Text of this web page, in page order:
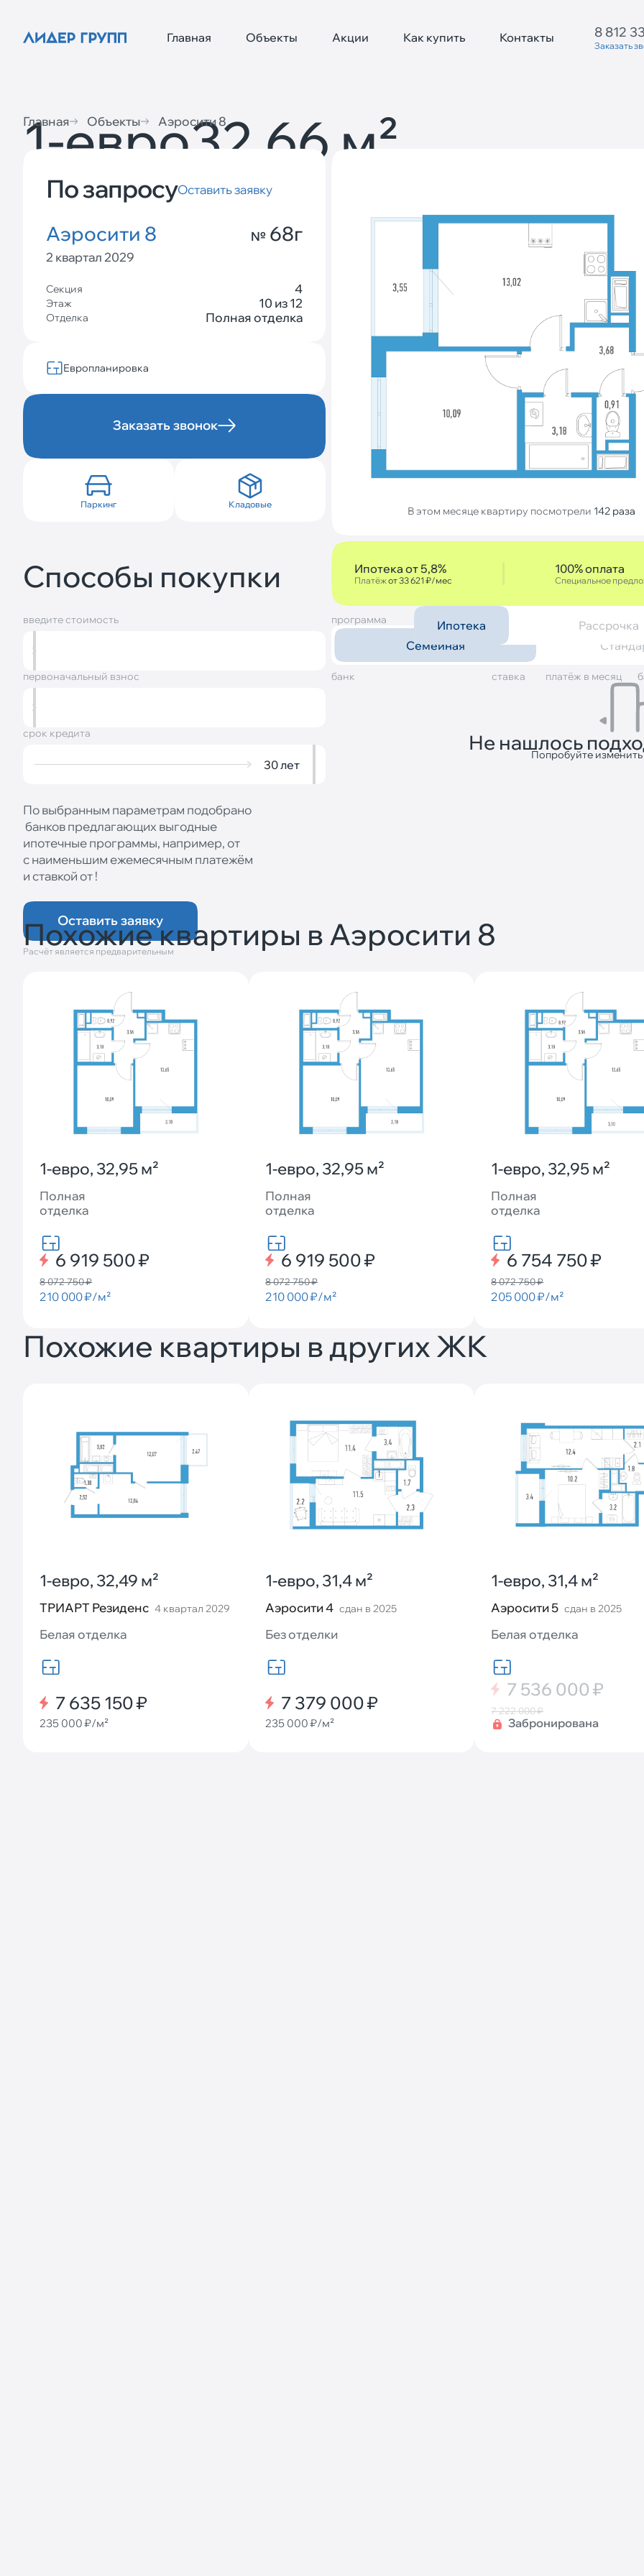
Главная Объекты Акции Как купить Контакты 8 812
Заказать
1-евро32,66 м²
Главная Объекты Аэросити 8
По запросуОставить заявку
Аэросити 8 № 68г
2 квартал 2029
Секция 4
Этаж 10 из 12
Отделка Полная отделка
Европланировка
Заказать звонок
Паркинг Кладовые
В этом месяце квартиру посмотрели 142 раза
Ипотека от 5,8%
Платёжот 33 621 ₽/мес
100% оплата
Специальное
Ипотека Рассрочка
Способы покупки
введите стоимость
первоначальный взнос
срок кредита
30лет
По выбранным параметрам подобрано
банков предлагающих выгодные
ипотечные программы, например, от
с наименьшим ежемесячным платежём
и ставкой от!
Оставить заявку
Расчёт является предварительным
программа
Семейная
банк cтавка платёж в месяц
Не нашлось
Попробуйте
Похожие квартиры в Аэросити 8
1-евро, 32,95 м²
Полная
отделка
6 919 500 ₽
8 072 750 ₽
210 000 ₽/м²
1-евро, 32,95 м²
Полная
отделка
6 919 500 ₽
8 072 750 ₽
210 000 ₽/м²
1-евро, 32,95 м²
Полная
отделка
6 754 750 ₽
8 072 750 ₽
205 000 ₽/м²
Похожие квартиры в других ЖК
1-евро, 32,49 м²
ТРИАРТ Резиденс 4 квартал 2029
Белая отделка
7 635 150 ₽
235 000 ₽/м²
1-евро, 31,4 м²
Аэросити 4 сдан в 2025
Без отделки
7 379 000 ₽
235 000 ₽/м²
1-евро, 31,4 м²
Аэросити 5 сдан в 2025
Белая отделка
7 536 000 ₽
7 222 000 ₽
Забронирована